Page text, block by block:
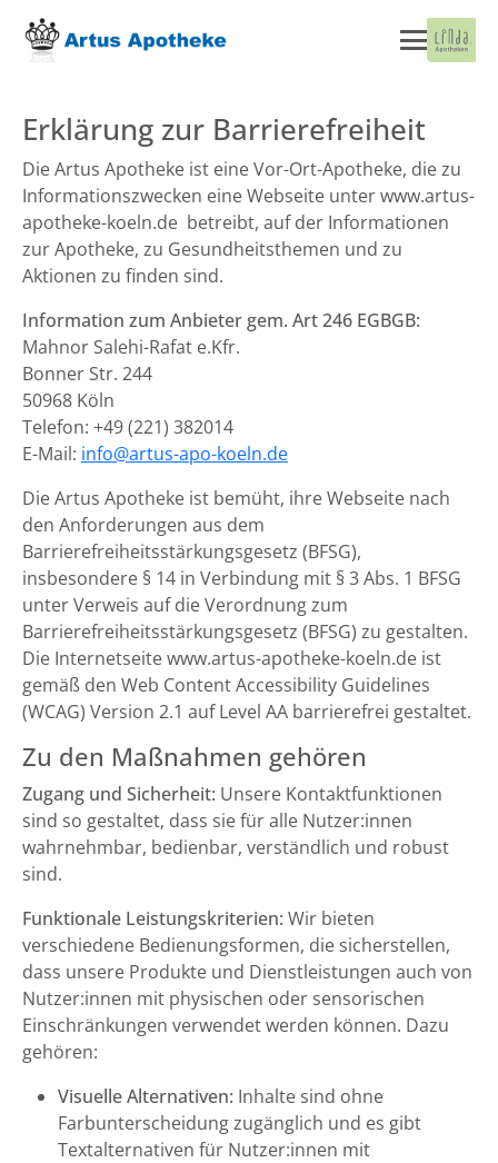
Erklärung zur Barrierefreiheit
Die Artus Apotheke ist eine Vor-Ort-Apotheke, die zu
Informationszwecken eine Webseite unter www.artus-
apotheke-koeln.de betreibt, auf der Informationen
zur Apotheke, zu Gesundheitsthemen und zu
Aktionen zu finden sind.
Information zum Anbieter gem. Art 246 EGBGB:
Mahnor Salehi-Rafat e.Kfr.
Bonner Str. 244
50968 Köln
Telefon: +49 (221) 382014
E-Mail: info@artus-apo-koeln.de
Die Artus Apotheke ist bemüht, ihre Webseite nach
den Anforderungen aus dem
Barrierefreiheitsstärkungsgesetz (BFSG),
insbesondere § 14 in Verbindung mit § 3 Abs. 1 BFSG
unter Verweis auf die Verordnung zum
Barrierefreiheitsstärkungsgesetz (BFSG) zu gestalten.
Die Internetseite www.artus-apotheke-koeln.de ist
gemäß den Web Content Accessibility Guidelines
(WCAG) Version 2.1 auf Level AA barrierefrei gestaltet.
Zu den Maßnahmen gehören
Zugang und Sicherheit: Unsere Kontaktfunktionen
sind so gestaltet, dass sie für alle Nutzer:innen
wahrnehmbar, bedienbar, verständlich und robust
sind.
Funktionale Leistungskriterien: Wir bieten
verschiedene Bedienungsformen, die sicherstellen,
dass unsere Produkte und Dienstleistungen auch von
Nutzer:innen mit physischen oder sensorischen
Einschränkungen verwendet werden können. Dazu
gehören:
Visuelle Alternativen: Inhalte sind ohne
Farbunterscheidung zugänglich und es gibt
Textalternativen für Nutzer:innen mit